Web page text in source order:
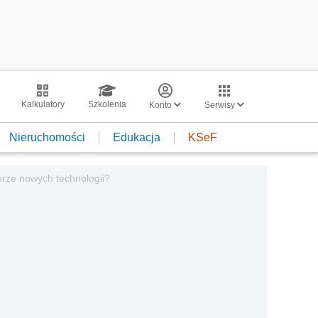
Kalkulatory Szkolenia Konto Serwisy
Nieruchomości Edukacja KSeF
nowych technologii?